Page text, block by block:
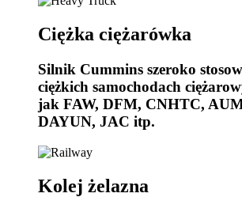
Ciężka ciężarówka
Silnik Cummins szeroko
ciężkich samochodach
jak FAW, DFM, CNHTC,
DAYUN, JAC itp.
Kolej żelazna